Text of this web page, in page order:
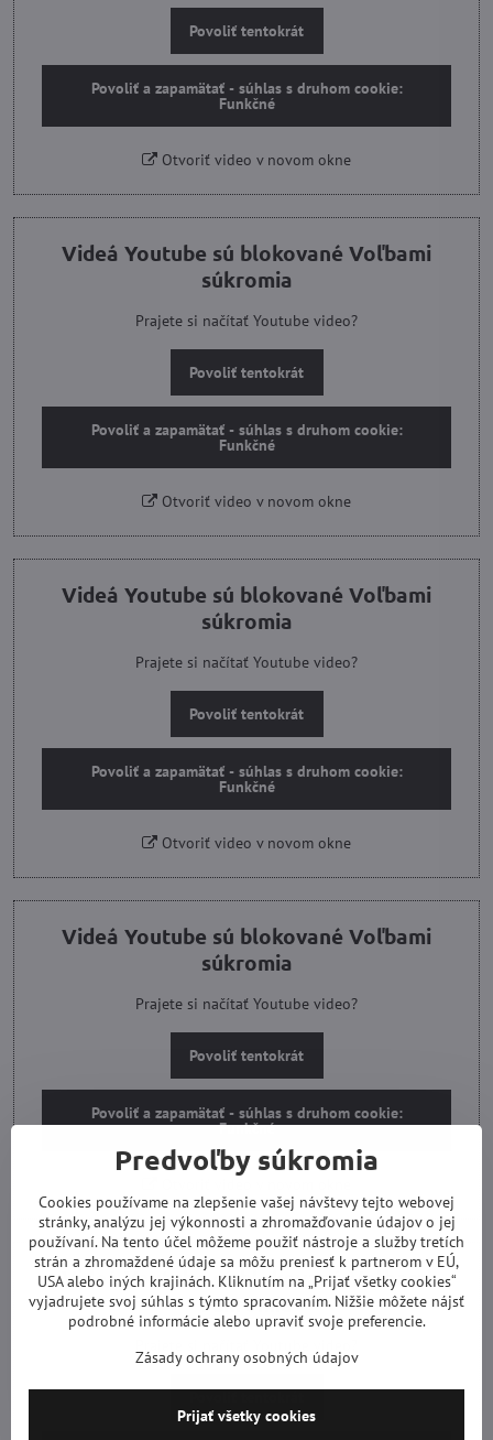
Povoliť tentokrát
Povoliť a zapamätať - súhlas s druhom cookie:
Funkčné
Otvoriť video v novom okne
Videá Youtube sú blokované Voľbami
súkromia
Prajete si načítať Youtube video?
Povoliť tentokrát
Povoliť a zapamätať - súhlas s druhom cookie:
Funkčné
Otvoriť video v novom okne
Videá Youtube sú blokované Voľbami
súkromia
Prajete si načítať Youtube video?
Povoliť tentokrát
Povoliť a zapamätať - súhlas s druhom cookie:
Funkčné
Otvoriť video v novom okne
Videá Youtube sú blokované Voľbami
súkromia
Prajete si načítať Youtube video?
Povoliť tentokrát
Povoliť a zapamätať - súhlas s druhom cookie:
Funkčné
Videá Youtube sú blokované Voľbami
súkromia
Predvoľby súkromia
Cookies používame na zlepšenie vašej návštevy tejto webovej
stránky, analýzu jej výkonnosti a zhromažďovanie údajov o jej
používaní. Na tento účel môžeme použiť nástroje a služby tretích
strán a zhromaždené údaje sa môžu preniesť k partnerom v EÚ,
USA alebo iných krajinách. Kliknutím na „Prijať všetky cookies“
vyjadrujete svoj súhlas s týmto spracovaním. Nižšie môžete nájsť
podrobné informácie alebo upraviť svoje preferencie.
Zásady ochrany osobných údajov
Prijať všetky cookies